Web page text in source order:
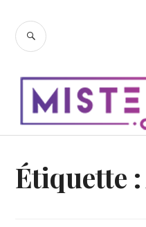
contenu
RECHERCHE
Étiquette :